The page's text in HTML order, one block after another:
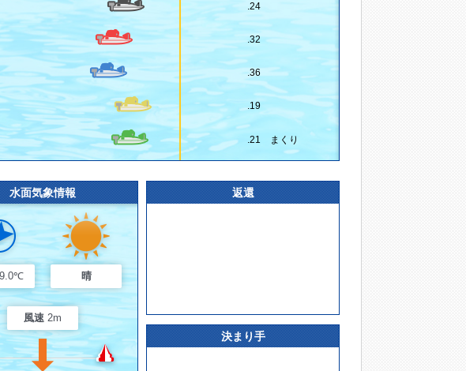
.24
.32
.36
.19
.21 まくり
水面気象情報
9.0℃ 晴
風速 2m
返還
決まり手